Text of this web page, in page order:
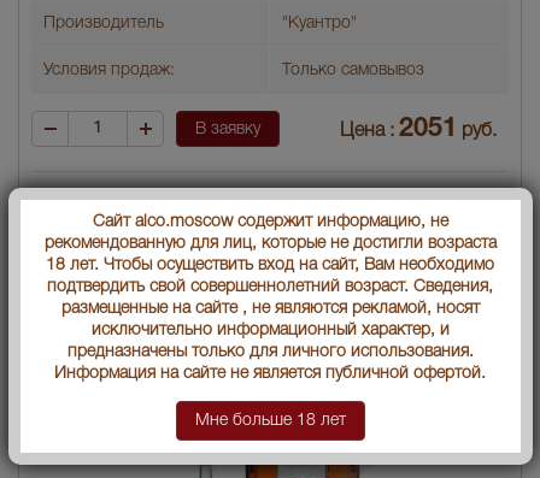
Производитель "Куантро"
Условия продаж: Только самовывоз
В заявку Цена : 2051 руб.
Сайт alco.moscow содержит информацию, не
рекомендованную для лиц, которые не достигли возраста
18 лет. Чтобы осуществить вход на сайт, Вам необходимо
подтвердить свой совершеннолетний возраст. Сведения,
размещенные на сайте , не являются рекламой, носят
исключительно информационный характер, и
предназначены только для личного использования.
Информация на сайте не является публичной офертой.
Мне больше 18 лет